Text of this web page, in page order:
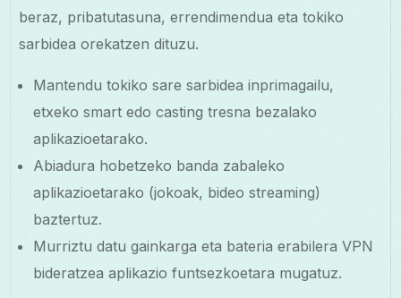
beraz, pribatutasuna, errendimendua eta tokiko
sarbidea orekatzen dituzu.
Mantendu tokiko sare sarbidea inprimagailu,
etxeko smart edo casting tresna bezalako
aplikazioetarako.
Abiadura hobetzeko banda zabaleko
aplikazioetarako (jokoak, bideo streaming)
baztertuz.
Murriztu datu gainkarga eta bateria erabilera VPN
bideratzea aplikazio funtsezkoetara mugatuz.